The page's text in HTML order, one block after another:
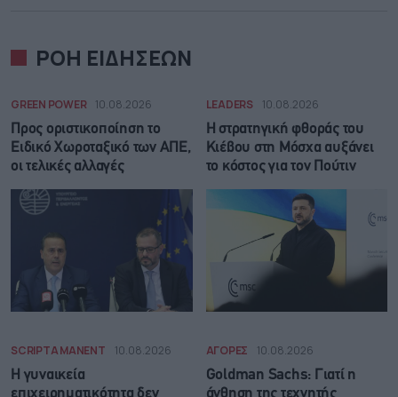
ΡΟΗ ΕΙΔΗΣΕΩΝ
GREEN POWER 10.08.2026
Προς οριστικοποίηση το
Ειδικό Χωροταξικό των ΑΠΕ,
οι τελικές αλλαγές
LEADERS 10.08.2026
Η στρατηγική φθοράς του
Κιέβου στη Μόσχα αυξάνει
το κόστος για τον Πούτιν
SCRIPTA MANENT 10.08.2026
Η γυναικεία
επιχειρηματικότητα δεν
ΑΓΟΡΕΣ 10.08.2026
Goldman Sachs: Γιατί η
άνθηση της τεχνητής